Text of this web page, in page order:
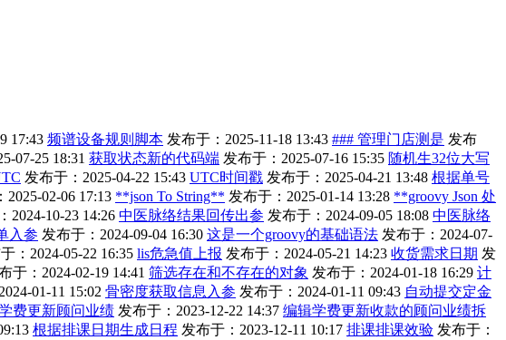
17:43 频谱设备规则脚本 发布于：2025-11-18 13:43 ### 管理门店测是 发布
07-25 18:31 获取状态新的代码端 发布于：2025-07-16 15:35 随机生32位大写
发布于：2025-04-22 15:43 UTC时间戳 发布于：2025-04-21 13:48 根据单号
2025-02-06 17:13 **json To String** 发布于：2025-01-14 13:28 **groovy Json 处
2024-10-23 14:26 中医脉络结果回传出参 发布于：2024-09-05 18:08 中医脉络
入参 发布于：2024-09-04 16:30 这是一个groovy的基础语法 发布于：2024-07-
：2024-05-22 16:35 lis危急值上报 发布于：2024-05-21 14:23 收货需求日期 发
于：2024-02-19 14:41 筛选存在和不存在的对象 发布于：2024-01-18 16:29 计
01-11 15:02 骨密度获取信息入参 发布于：2024-01-11 09:43 自动提交定金
费更新顾问业绩 发布于：2023-12-22 14:37 编辑学费更新收款的顾问业绩拆
根据排课日期生成日程 发布于：2023-12-11 10:17 排课排课效验 发布于：